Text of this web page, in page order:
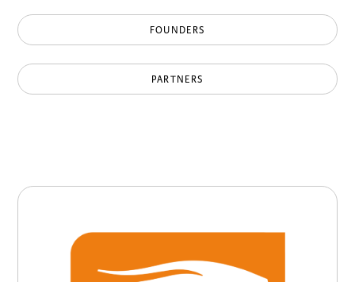
FOUNDERS
PARTNERS